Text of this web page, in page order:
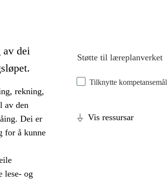
Støtte til læreplanverket
Tilknytte kompetansemål
Vis ressursar
av dei
rekning,
av den
Dei er
for å kunne
lese- og